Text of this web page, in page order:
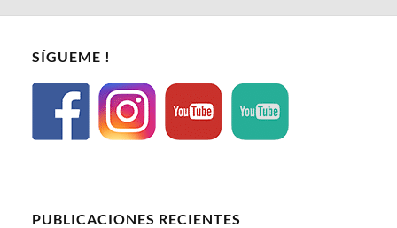
SÍGUEME !
PUBLICACIONES RECIENTES